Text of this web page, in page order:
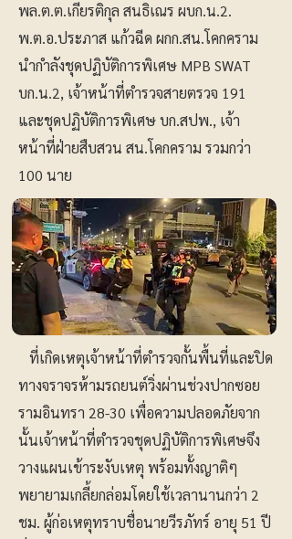
พล.ต.ต.เกียรติกุล สนธิเณร ผบก.น.2.
พ.ต.อ.ประภาส แก้วฉีด ผกก.สน.โคกคราม
นำกำลังชุดปฏิบัติการพิเศษ MPB SWAT
บก.น.2, เจ้าหน้าที่ตำรวจสายตรวจ 191
และชุดปฏิบัติการพิเศษ บก.สปพ., เจ้า
หน้าที่ฝ่ายสืบสวน สน.โคกคราม รวมกว่า
100 นาย
ที่เกิดเหตุเจ้าหน้าที่ตำรวจกั้นพื้นที่และปิด
ทางจราจรห้ามรถยนต์วิ่งผ่านช่วงปากซอย
รามอินทรา 28-30 เพื่อความปลอดภัยจาก
นั้นเจ้าหน้าที่ตำรวจชุดปฏิบัติการพิเศษจึง
วางแผนเข้าระงับเหตุ พร้อมทั้งญาติๆ
พยายามเกลี้ยกล่อมโดยใช้เวลานานกว่า 2
ชม. ผู้ก่อเหตุทราบชื่อนายวีรภัทร์ อายุ 51 ปี